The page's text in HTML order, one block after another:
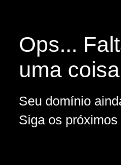
Ops...
uma
Seu domínio
Siga os próximos